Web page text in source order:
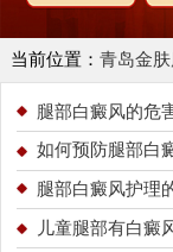
当前位置： 青岛金
腿部白癜风的危
如何预防腿部白
腿部白癜风护理
儿童腿部有白癜